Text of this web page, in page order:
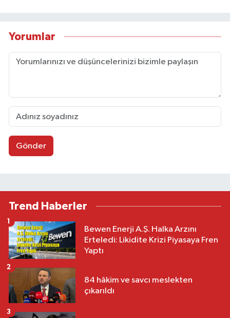
Yorumlar
Gönder
Trend Haberler
Bewen Enerji A.Ş. Halka Arzını
Erteledi: Likidite Krizi Piyasaya Fren
Yaptı
1
84 hâkim ve savcı meslekten
çıkarıldı
2
3